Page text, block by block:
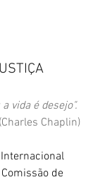
vida é desejo".
(Charles Chaplin)
de